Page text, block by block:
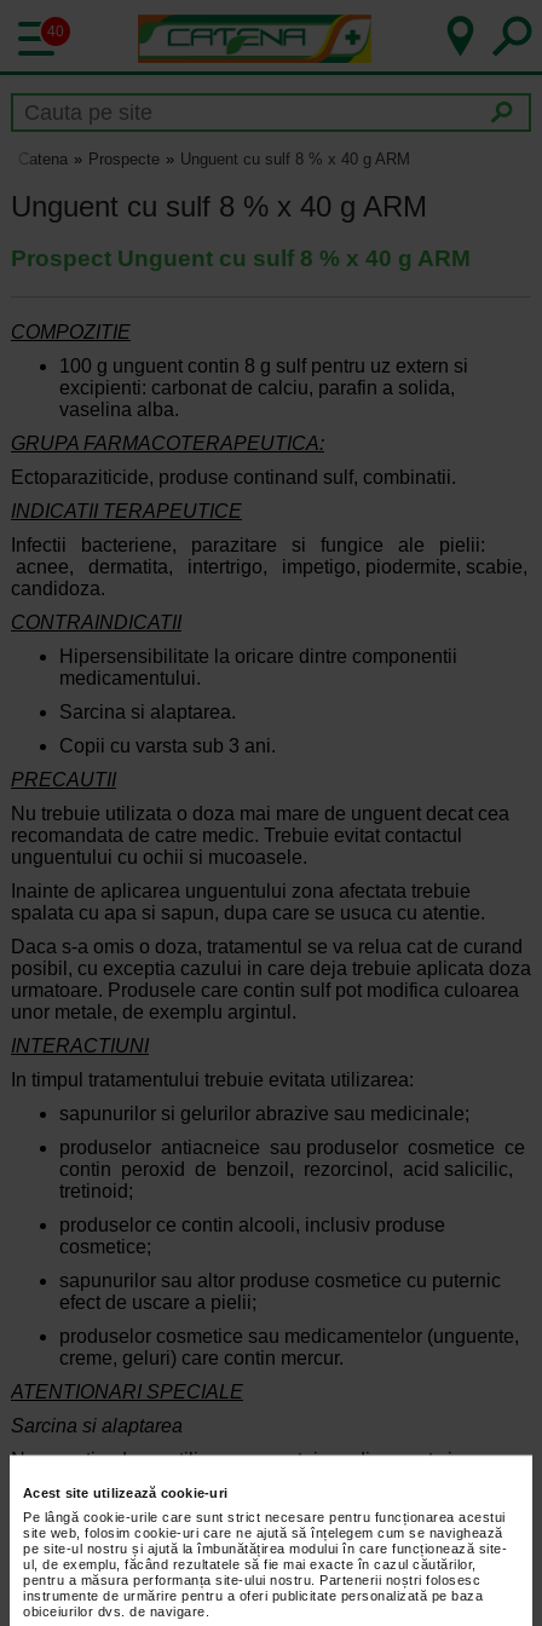
Acest site utilizează cookie-uri
Pe lângă cookie-urile care sunt strict necesare pentru funcționarea acestui
site web, folosim cookie-uri care ne ajută să înțelegem cum se navighează
pe site-ul nostru și ajută la îmbunătățirea modului în care funcționează site-
ul, de exemplu, făcând rezultatele să fie mai exacte în cazul căutărilor,
pentru a măsura performanța site-ului nostru. Partenerii noștri folosesc
instrumente de urmărire pentru a oferi publicitate personalizată pe baza
obiceiurilor dvs. de navigare.
40
Catena Prospecte Unguent cu sulf 8 % x 40 g ARM
Unguent cu sulf 8 % x 40 g ARM
Prospect Unguent cu sulf 8 % x 40 g ARM
COMPOZITIE
100 g unguent contin 8 g sulf pentru uz extern si
excipienti: carbonat de calciu, parafin a solida,
vaselina alba.
GRUPA FARMACOTERAPEUTICA:
Ectoparaziticide, produse continand sulf, combinatii.
INDICATII TERAPEUTICE
Infectii bacteriene, parazitare si fungice ale pielii:
acnee, dermatita, intertrigo, impetigo, piodermite, scabie,
candidoza.
CONTRAINDICATII
Hipersensibilitate la oricare dintre componentii
medicamentului.
Sarcina si alaptarea.
Copii cu varsta sub 3 ani.
PRECAUTII
Nu trebuie utilizata o doza mai mare de unguent decat cea
recomandata de catre medic. Trebuie evitat contactul
unguentului cu ochii si mucoasele.
Inainte de aplicarea unguentului zona afectata trebuie
spalata cu apa si sapun, dupa care se usuca cu atentie.
Daca s-a omis o doza, tratamentul se va relua cat de curand
posibil, cu exceptia cazului in care deja trebuie aplicata doza
urmatoare. Produsele care contin sulf pot modifica culoarea
unor metale, de exemplu argintul.
INTERACTIUNI
In timpul tratamentului trebuie evitata utilizarea:
sapunurilor si gelurilor abrazive sau medicinale;
produselor antiacneice sau produselor cosmetice ce
contin peroxid de benzoil, rezorcinol, acid salicilic,
tretinoid;
produselor ce contin alcooli, inclusiv produse
cosmetice;
sapunurilor sau altor produse cosmetice cu puternic
efect de uscare a pielii;
produselor cosmetice sau medicamentelor (unguente,
creme, geluri) care contin mercur.
ATENTIONARI SPECIALE
Sarcina si alaptarea
Nu se stie daca utilizarea acestui medicament in
perioada de sarcina sau alaptare poate deter-mina efecte
negative, de aceea se recomanda sa se evite administrarea
sa in cazul in care nu este neaparat necesara.
Capacitatea de a conduce vehicule sau de a folosi utilaje
Acest medicament nu influenteaza capacitatea de a conduce
vehicule sau de a folosi utilaje.